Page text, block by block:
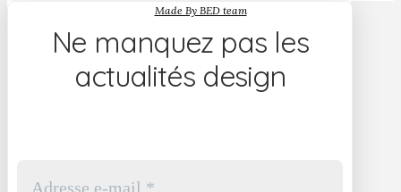
Made By BED team
Ne manquez pas les
actualités design